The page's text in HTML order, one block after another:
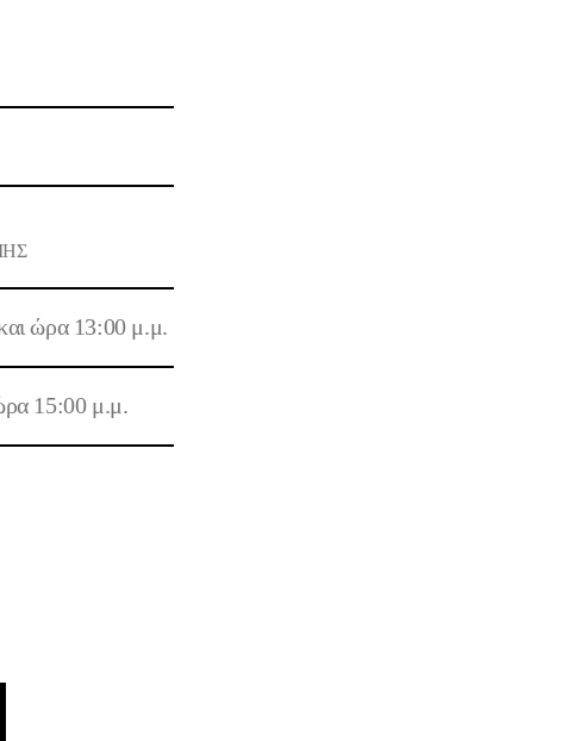
ώρα 13:00 μ.μ.
15:00 μ.μ.